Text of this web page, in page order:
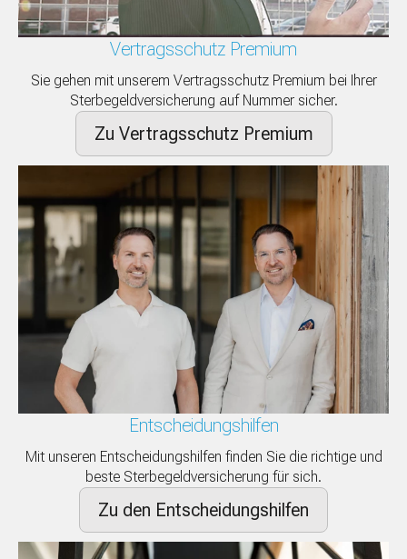
Vertragsschutz Premium
Sie gehen mit unserem Vertragsschutz Premium bei Ihrer
Sterbegeldversicherung auf Nummer sicher.
Zu Vertragsschutz Premium
Entscheidungshilfen
Mit unseren Entscheidungshilfen finden Sie die richtige und
beste Sterbegeldversicherung für sich.
Zu den Entscheidungshilfen